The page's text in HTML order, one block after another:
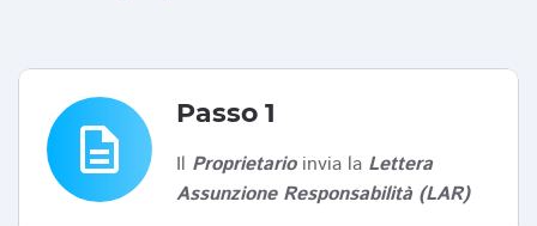
description
Passo 1
Il Proprietarioinvia la Lettera
Assunzione Responsabilità (LAR)